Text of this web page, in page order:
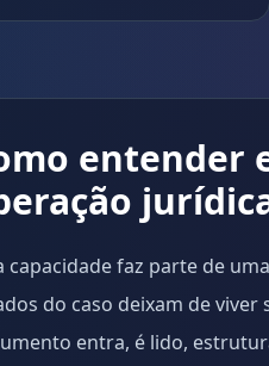
entender
capacidade faz parte de
do caso deixam de
entra, é lido,